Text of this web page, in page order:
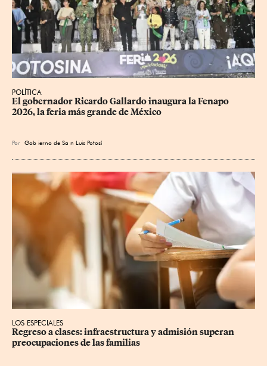
POLÍTICA
​El gobernador Ricardo Gallardo inaugura la Fenapo
2026, la feria más grande de México
Por Gob ierno de Sa n Luis Potosí
LOS ESPECIALES
Regreso a clases: infraestructura y admisión superan
preocupaciones de las familias